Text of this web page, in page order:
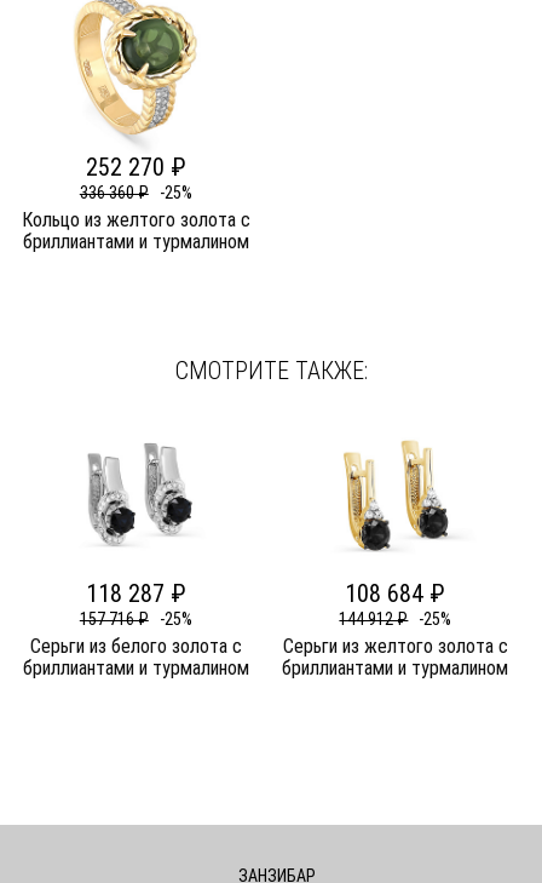
252 270 ₽
336 360 ₽ -25%
Кольцо из желтого золота c
бриллиантами и турмалином
СМОТРИТЕ ТАКЖЕ:
118 287 ₽
157 716 ₽ -25%
Серьги из белого золота c
бриллиантами и турмалином
108 684 ₽
144 912 ₽ -25%
Серьги из желтого золота c
бриллиантами и турмалином
ЗАНЗИБАР